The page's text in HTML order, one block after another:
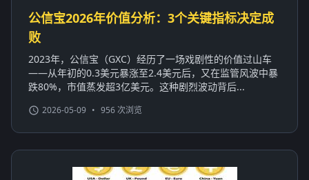
公信宝2026年价值分析：3个关键指标决定成
败
2023年，公信宝（GXC）经历了一场戏剧性的价值过山车
——从年初的0.3美元暴涨至2.4美元后，又在监管风波中暴
跌80%，市值蒸发超3亿美元。这种剧烈波动背后...
2026-05-09 • 956 次浏览